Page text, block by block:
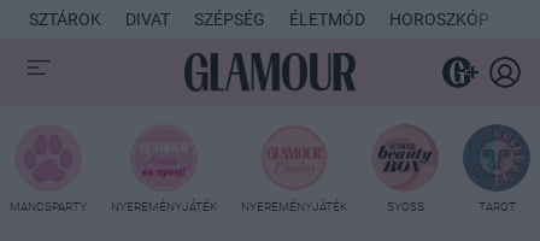
SZTÁROK DIVAT SZÉPSÉG ÉLETMÓD HOROSZKÓP
MANCSPARTY NYEREMÉNYJÁTÉK NYEREMÉNYJÁTÉK SYOSS TAROT